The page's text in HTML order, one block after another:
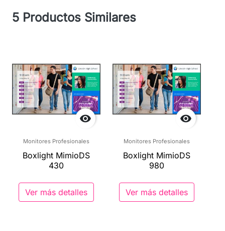
5 Productos Similares

Monitores Profesionales
Boxlight MimioDS
430
Ver más detalles

Monitores Profesionales
Boxlight MimioDS
980
Ver más detalles